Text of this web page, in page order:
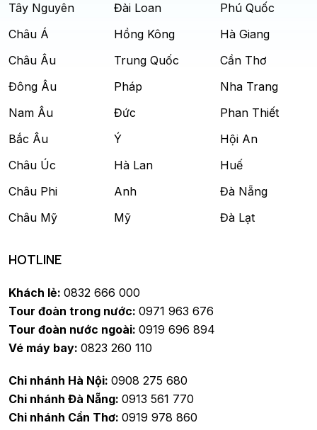
Tây Nguyên
Châu Á
Châu Âu
Đông Âu
Nam Âu
Bắc Âu
Châu Úc
Châu Phi
Châu Mỹ
Đài Loan
Hồng Kông
Trung Quốc
Pháp
Đức
Ý
Hà Lan
Anh
Mỹ
Phú Quốc
Hà Giang
Cần Thơ
Nha Trang
Phan Thiết
Hội An
Huế
Đà Nẵng
Đà Lạt
HOTLINE
Khách lẻ: 0832 666 000
Tour đoàn trong nước: 0971 963 676
Tour đoàn nước ngoài: 0919 696 894
Vé máy bay: 0823 260 110
Chi nhánh Hà Nội: 0908 275 680
Chi nhánh Đà Nẵng: 0913 561 770
Chi nhánh Cần Thơ: 0919 978 860